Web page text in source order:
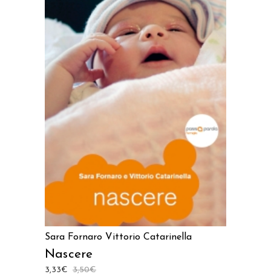
LEGGI TUTTO
Sara Fornaro Vittorio Catarinella
Nascere
3,50€
3,33€